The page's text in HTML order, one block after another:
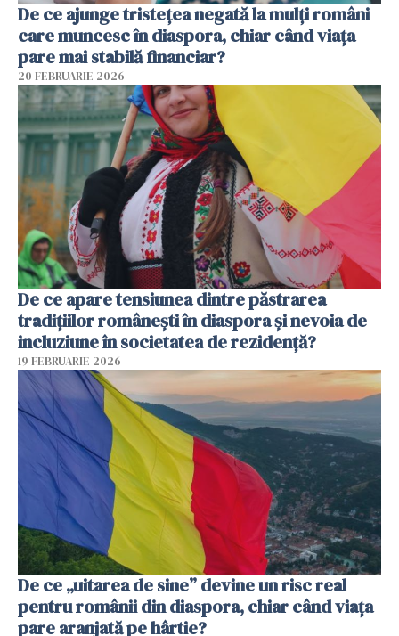
De ce ajunge tristețea negată la mulți români
care muncesc în diaspora, chiar când viața
pare mai stabilă financiar?
20 FEBRUARIE 2026
De ce apare tensiunea dintre păstrarea
tradițiilor românești în diaspora și nevoia de
incluziune în societatea de rezidență?
19 FEBRUARIE 2026
De ce „uitarea de sine” devine un risc real
pentru românii din diaspora, chiar când viața
pare aranjată pe hârtie?